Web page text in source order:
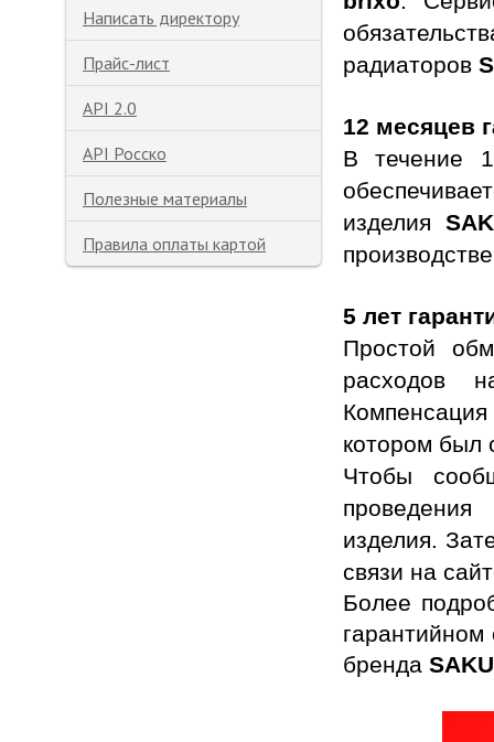
Написать директору
Прайс-лист
API 2.0
API Росско
Полезные материалы
Правила оплаты картой
радиаторов
12 месяцев
В течение
изделия
5 лет
Простой
расходов
Компенсация
котором был
Чтобы
проведения
изделия.
связи на
Более
бренда